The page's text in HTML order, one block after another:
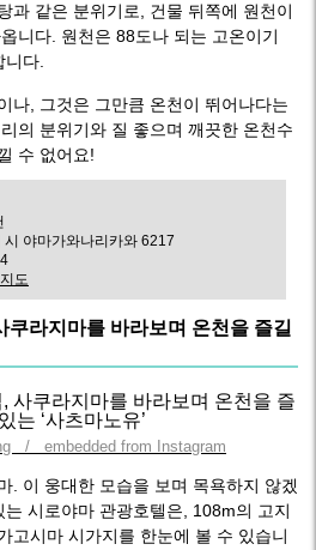
과 같은 분위기로, 건물 뒤쪽에 원천이
니다. 원천은 88도나 되는 고온이기
다.
나, 그것은 그만큼 온천이 뛰어나다는
의 분위기와 질 좋으며 깨끗한 온천수
수 없어요!
야마가와나리카와 6217
도
쿠라지마를 바라보며 온천을 즐길
/ embedded from Instagram
. 이 웅대한 모습을 보며 목욕하지 않겠
시로야마 관광호텔은, 108m의 고지
고시마 시가지를 한눈에 볼 수 있습니